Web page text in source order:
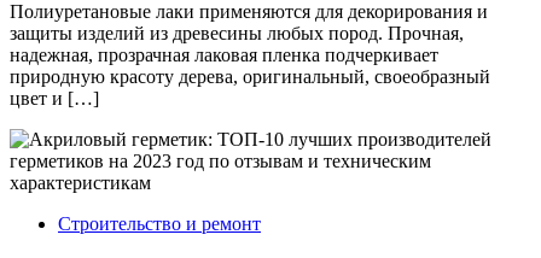
Полиуретановые лаки применяются для декорирования и
защиты изделий из древесины любых пород. Прочная,
надежная, прозрачная лаковая пленка подчеркивает
природную красоту дерева, оригинальный, своеобразный
цвет и […]
Строительство и ремонт